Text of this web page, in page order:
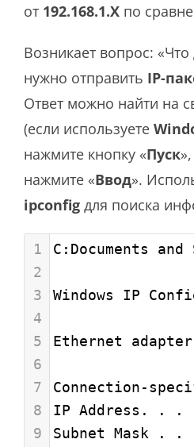
от 192.168.1.X по
Возникает вопрос: «Что
нужно отправить IP-
Ответ можно найти на
(если используете
нажмите кнопку «Пуск
нажмите «Ввод».
ipconfig для поиска
1
C:Documents
2
3
Windows IP
4
5
Ethernet
6
7
Connection-
8
IP
9
Subnet